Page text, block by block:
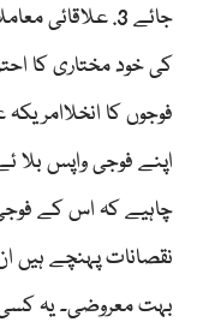
جائے 3. علاقائی
فوجوں کا
چاہیے کہ اس کے فوجی
نقصانات پہنچے ہیں
بہت معروضی۔ یہ کسی